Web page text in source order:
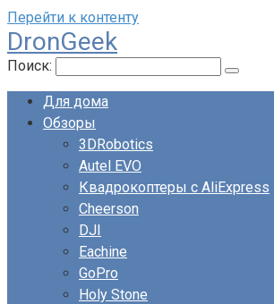
Перейти к контенту
DronGeek
Поиск:
Для дома
Обзоры
3DRobotics
Autel EVO
Квадрокоптеры с AliExpress
Cheerson
DJI
Eachine
GoPro
Holy Stone